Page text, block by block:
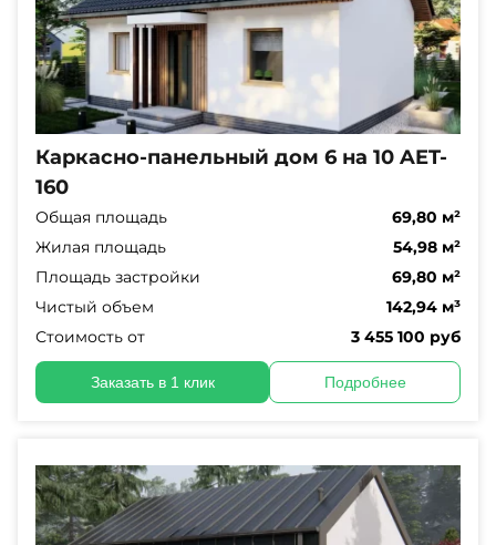
Каркасно-панельный дом 6 на 10 AET-
160
Общая площадь
69,80 м²
Жилая площадь
54,98 м²
Площадь застройки
69,80 м²
Чистый объем
142,94 м³
Стоимость от
3 455 100 руб
Заказать в 1 клик Подробнее